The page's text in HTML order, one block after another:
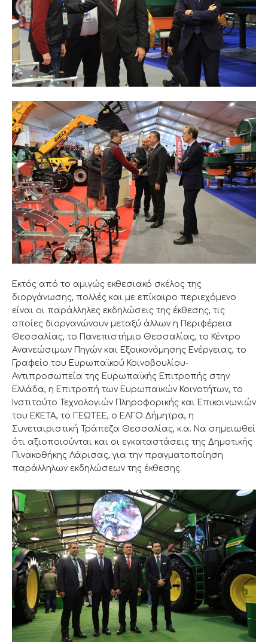
Εκτός από το αμιγώς εκθεσιακό σκέλος της
διοργάνωσης, πολλές και με επίκαιρο περιεχόμενο
είναι οι παράλληλες εκδηλώσεις της έκθεσης, τις
οποίες διοργανώνουν μεταξύ άλλων η Περιφέρεια
Θεσσαλίας, το Πανεπιστήμιο Θεσσαλίας, το Κέντρο
Ανανεώσιμων Πηγών και Εξοικονόμησης Ενέργειας, το
Γραφείο του Ευρωπαϊκού Κοινοβουλίου-
Αντιπροσωπεία της Ευρωπαϊκής Επιτροπής στην
Ελλάδα, η Επιτροπή των Ευρωπαϊκών Κοινοτήτων, το
Ινστιτούτο Τεχνολογιών Πληροφορικής και Επικοινωνιών
του ΕΚΕΤΑ, το ΓΕΩΤΕΕ, ο ΕΛΓΟ Δήμητρα, η
Συνεταιριστική Τράπεζα Θεσσαλίας, κ.α. Να σημειωθεί
ότι αξιοποιούνται και οι εγκαταστάσεις της Δημοτικής
Πινακοθήκης Λάρισας, για την πραγματοποίηση
παράλληλων εκδηλώσεων της έκθεσης.